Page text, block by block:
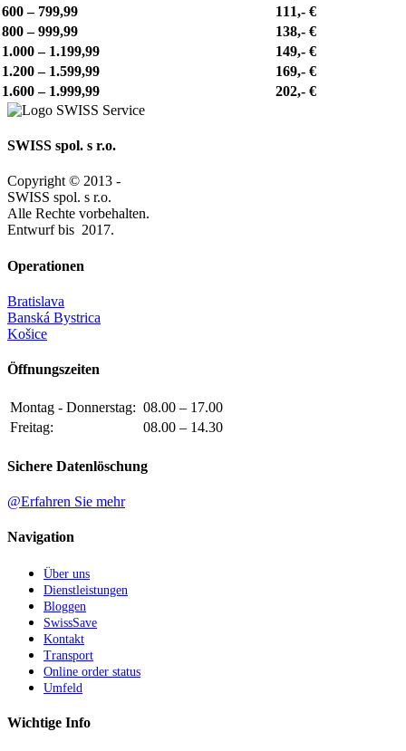
600 – 799,99
111,- €
800 – 999,99
138,- €
1.000 – 1.199,99
149,- €
1.200 – 1.599,99
169,- €
1.600 – 1.999,99
202,- €
SWISS spol. s r.o.
Copyright © 2013 -
SWISS spol. s r.o.
Alle Rechte vorbehalten.
Entwurf bis 2017.
Operationen
Bratislava
Banská Bystrica
Košice
Öffnungszeiten
Montag - Donnerstag: 08.00 – 17.00
Freitag:
08.00 – 14.30
Sichere Datenlöschung
@Erfahren Sie mehr
Navigation
Über uns
Dienstleistungen
Bloggen
SwissSave
Kontakt
Transport
Online order status
Umfeld
Wichtige Info